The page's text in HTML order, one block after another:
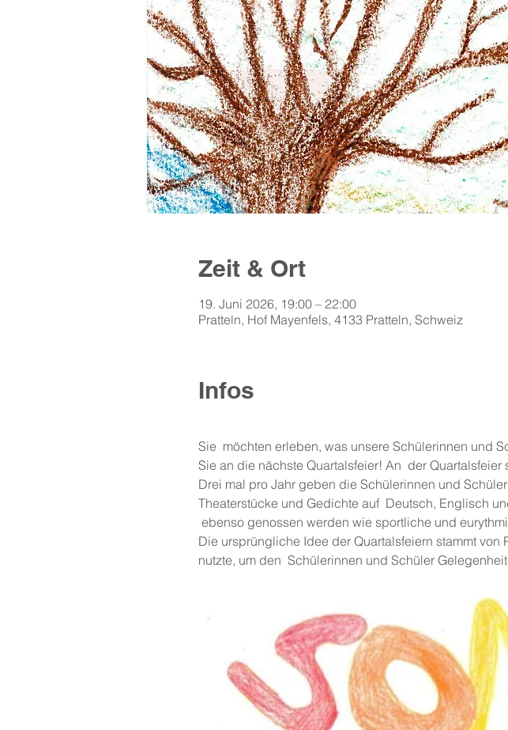
Zeit & Ort
19. Juni 2026, 19:00 – 22:00
Pratteln, Hof Mayenfels, 4133 Pratteln, Schweiz
Infos
Sie  möchten erleben, was unsere Schülerinnen und
Sie an die nächste Quartalsfeier! An  der
Drei mal pro Jahr geben die Schülerinnen und
Theaterstücke und Gedichte auf  Deutsch, Englisch
ebenso genossen werden wie sportliche und
Die ursprüngliche Idee der Quartalsfeiern stammt von
nutzte, um den  Schülerinnen und Schüler